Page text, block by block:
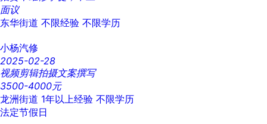
面议
东华街道 不限经验 不限学历
小杨汽修
2025-02-28
视频剪辑拍摄文案撰写
3500-4000元
龙洲街道 1年以上经验 不限学历
法定节假日